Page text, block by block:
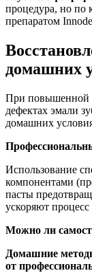
процедура, но по
препаратом
домашних
При повышенной
дефектах эмали
домашних
Использование
компонентами
пасты
ускоряют
Можно ли
Домашние
от